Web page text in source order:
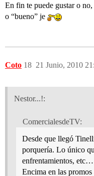
En fin te puede gustar o
o “bueno” je
Coto 21 Junio, 2010
18
Nestor...!:
ComercialesdeTV:
Desde que llegó
porquería. Lo único
enfrentamientos,
Encima en las